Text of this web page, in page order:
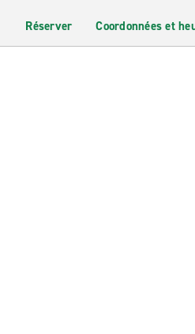
Réserver Coordonnées et